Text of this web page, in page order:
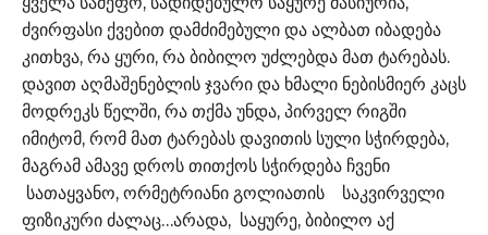
ძვირფასი ქვებით დამძიმებული და ალბათ იბადება
კითხვა, რა ყური, რა ბიბილო უძლებდა მათ ტარებას.
დავით აღმაშენებლის ჯვარი და ხმალი ნებისმიერ კაცს
მოდრეკს წელში, რა თქმა უნდა, პირველ რიგში
იმიტომ, რომ მათ ტარებას დავითის სული სჭირდება,
მაგრამ ამავე დროს თითქოს სჭირდება ჩვენი
სათაყვანო, ორმეტრიანი გოლიათის საკვირველი
ფიზიკური ძალაც…არადა, საყურე, ბიბილო აქ